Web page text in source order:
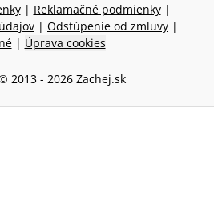
| Reklamačné podmienky |
| Odstúpenie od zmluvy |
| Úprava cookies
2013 - 2026 Zachej.sk